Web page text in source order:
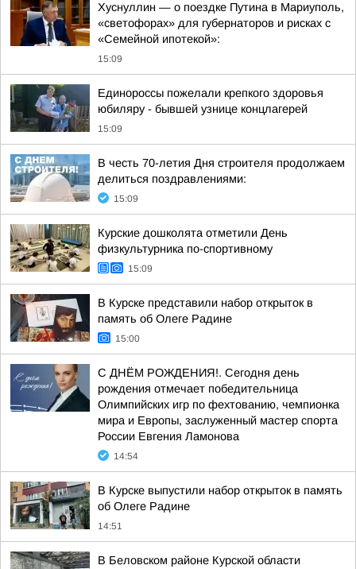
Хуснуллин — о поездке Путина в Мариуполь,
«светофорах» для губернаторов и рисках с
«Семейной ипотекой»:
15:09
Единороссы пожелали крепкого здоровья
юбиляру - бывшей узнице концлагерей
15:09
В честь 70-летия Дня строителя продолжаем
делиться поздравлениями:
15:09
Курские дошколята отметили День
физкультурника по-спортивному
15:09
В Курске представили набор открыток в
память об Олеге Радине
15:00
С ДНЁМ РОЖДЕНИЯ!. Сегодня день
рождения отмечает победительница
Олимпийских игр по фехтованию, чемпионка
мира и Европы, заслуженный мастер спорта
России Евгения Ламонова
14:54
В Курске выпустили набор открыток в память
об Олеге Радине
14:51
В Беловском районе Курской области